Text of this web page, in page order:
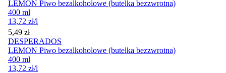
LEMON Piwo bezalkoholowe (butelka bezzwrotna)
400 ml
13,72 zł/l
Cena
5,49 zł
DESPERADOS
LEMON Piwo bezalkoholowe (butelka bezzwrotna)
400 ml
13,72 zł/l